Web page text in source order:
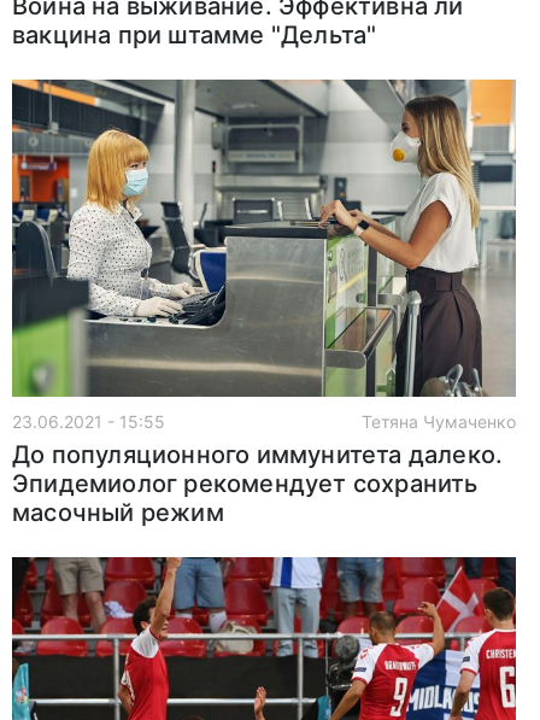
вакцина при штамме "Дельта"
23.06.2021 - 15:55 Тетяна Чумаченко
До популяционного иммунитета далеко.
Эпидемиолог рекомендует сохранить
масочный режим